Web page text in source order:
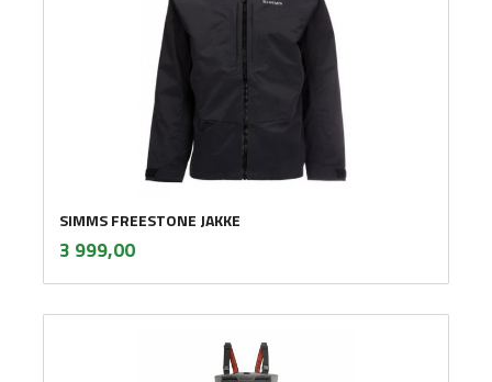
SIMMS FREESTONE JAKKE
Pris
3 999,00mva.